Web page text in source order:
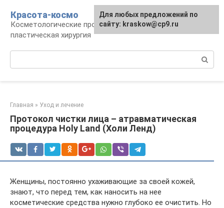
контенту
Красота-космо
Косметологические процедуры,
пластическая хирургия
Главная » Уход и лечение
Протокол чистки лица – атравматическая
процедура Holy Land (Холи Ленд)
Женщины, постоянно ухаживающие за своей кожей,
знают, что перед тем, как наносить на нее
косметические средства нужно глубоко ее очистить. Но
Для любых предложений по
сайту: kraskow@cp9.ru